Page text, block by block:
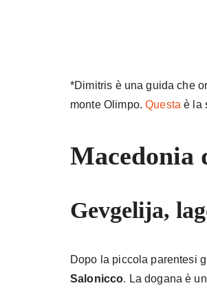
*Dimitris è una guida che
monte Olimpo.Questa è la
Macedonia
Gevgelija,
Dopo la piccola parentesi
Salonicco. La dogana è